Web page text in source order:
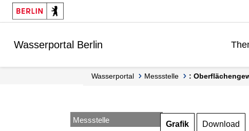
Springe zur Navigation
Springe zum Inhalt
Wasserportal Berlin
Wasserportal Messstelle :
Messstelle
Grafik Download